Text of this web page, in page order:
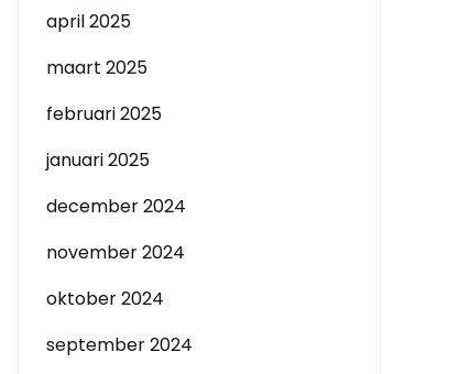
april 2025
maart 2025
februari 2025
januari 2025
december 2024
november 2024
oktober 2024
september 2024